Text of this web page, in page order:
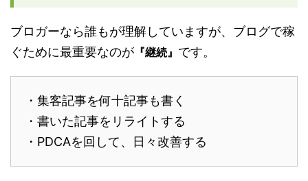
ブロガーなら誰もが理解していますが、ブログで稼
ぐために最重要なのが 『継続』 です。
・集客記事を何十記事も書く
・書いた記事をリライトする
・PDCAを回して、日々改善する